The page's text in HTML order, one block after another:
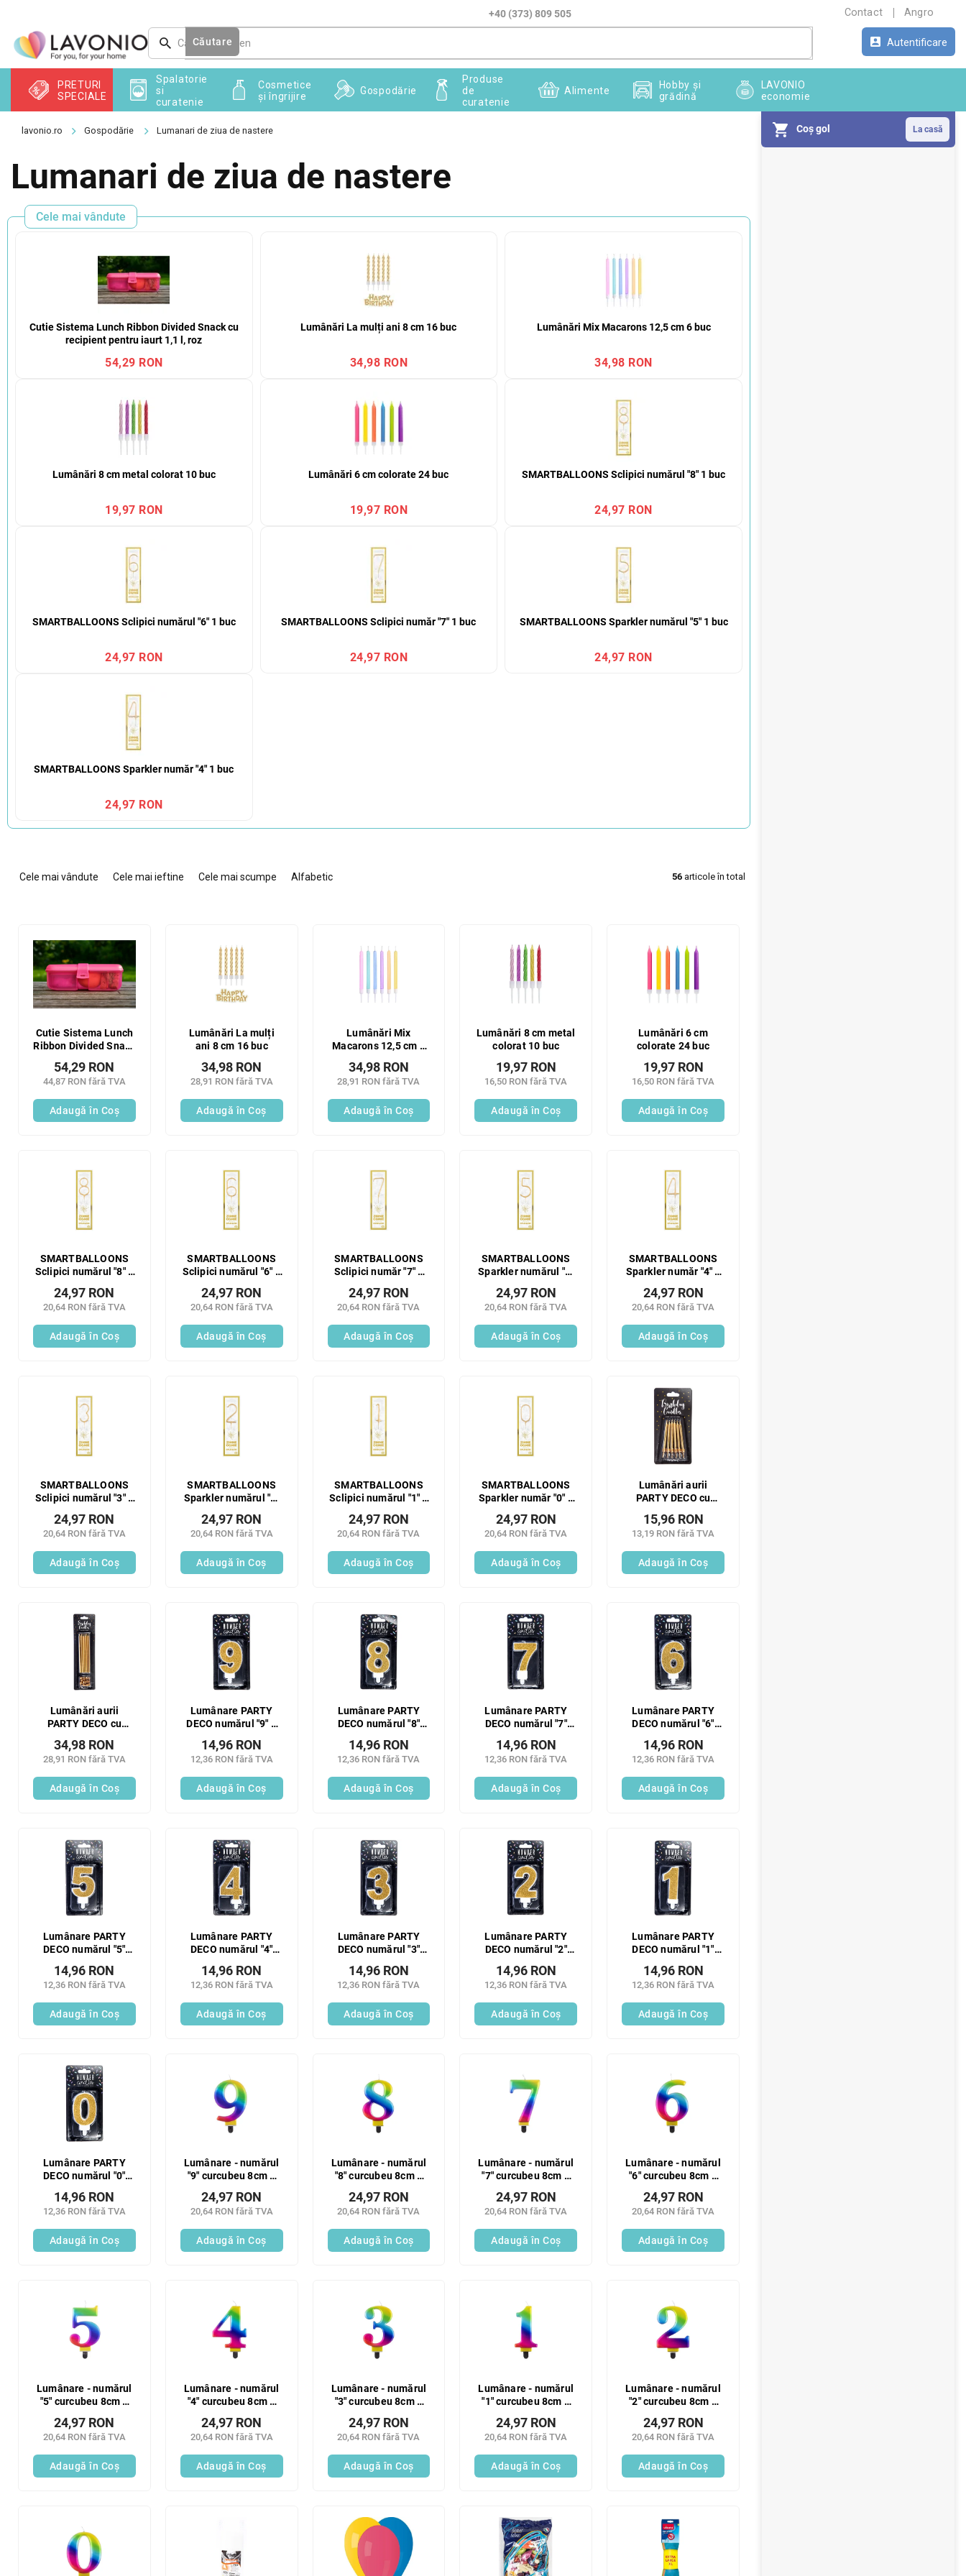
conținut
+40 (373) 809 505 Contact Angro
Autentificare
Căutare
Coş gol
PRETURI
SPECIALE
Spalatorie
si
curatenie
Cosmetice
și îngrijire
Gospodărie
Produse
de
curatenie
Alimente
Hobby și
grădină
LAVONIO
economie
Gospodărie Lumanari de ziua de nastere
Lumanari de ziua de nastere
Cele mai vândute
Cutie Sistema Lunch Ribbon Divided Snack cu
recipient pentru iaurt 1,1 l, roz
54,29 RON
Lumânări La mulți ani 8 cm 16 buc
34,98 RON
Lumânări Mix Macarons 12,5 cm 6 buc
34,98 RON
Lumânări 8 cm metal colorat 10 buc
19,97 RON
Lumânări 6 cm colorate 24 buc
19,97 RON
SMARTBALLOONS Sclipici numărul "8" 1 buc
24,97 RON
SMARTBALLOONS Sclipici numărul "6" 1 buc
24,97 RON
SMARTBALLOONS Sclipici număr "7" 1 buc
24,97 RON
SMARTBALLOONS Sparkler numărul "5" 1 buc
24,97 RON
SMARTBALLOONS Sparkler număr "4" 1 buc
24,97 RON
Cele mai vândute Cele mai ieftine Cele mai scumpe Alfabetic 56 articole în total
Cutie Sistema Lunch
Ribbon Divided Snack
iaurt 1,1 l, roz
44,87 RON fără TVA
54,29 RON
Adaugă în Coş
Lumânări La mulți
ani 8 cm 16 buc
28,91 RON fără TVA
34,98 RON
Adaugă în Coş
Lumânări Mix
Macarons 12,5 cm 6
28,91 RON fără TVA
34,98 RON
Adaugă în Coş
Lumânări 8 cm metal
colorat 10 buc
16,50 RON fără TVA
19,97 RON
Adaugă în Coş
Lumânări 6 cm
colorate 24 buc
16,50 RON fără TVA
19,97 RON
Adaugă în Coş
SMARTBALLOONS
Sclipici numărul "8" 1
20,64 RON fără TVA
24,97 RON
Adaugă în Coş
SMARTBALLOONS
Sclipici numărul "6" 1
20,64 RON fără TVA
24,97 RON
Adaugă în Coş
SMARTBALLOONS
Sclipici număr "7" 1
20,64 RON fără TVA
24,97 RON
Adaugă în Coş
SMARTBALLOONS
Sparkler numărul "5"
20,64 RON fără TVA
24,97 RON
Adaugă în Coş
SMARTBALLOONS
Sparkler număr "4" 1
20,64 RON fără TVA
24,97 RON
Adaugă în Coş
SMARTBALLOONS
Sclipici numărul "3" 1
20,64 RON fără TVA
24,97 RON
Adaugă în Coş
SMARTBALLOONS
Sparkler numărul "2"
20,64 RON fără TVA
24,97 RON
Adaugă în Coş
SMARTBALLOONS
Sclipici numărul "1" 1
20,64 RON fără TVA
24,97 RON
Adaugă în Coş
SMARTBALLOONS
Sparkler număr "0" 1
20,64 RON fără TVA
24,97 RON
Adaugă în Coş
Lumânări aurii
PARTY DECO cu
13,19 RON fără TVA
15,96 RON
Adaugă în Coş
Lumânări aurii
PARTY DECO cu
28,91 RON fără TVA
34,98 RON
Adaugă în Coş
Lumânare PARTY
DECO numărul "9" 7
12,36 RON fără TVA
14,96 RON
Adaugă în Coş
Lumânare PARTY
DECO numărul "8"
12,36 RON fără TVA
14,96 RON
Adaugă în Coş
Lumânare PARTY
DECO numărul "7"
12,36 RON fără TVA
14,96 RON
Adaugă în Coş
Lumânare PARTY
DECO numărul "6"
12,36 RON fără TVA
14,96 RON
Adaugă în Coş
Lumânare PARTY
DECO numărul "5"
12,36 RON fără TVA
14,96 RON
Adaugă în Coş
Lumânare PARTY
DECO numărul "4"
12,36 RON fără TVA
14,96 RON
Adaugă în Coş
Lumânare PARTY
DECO numărul "3"
12,36 RON fără TVA
14,96 RON
Adaugă în Coş
Lumânare PARTY
DECO numărul "2"
12,36 RON fără TVA
14,96 RON
Adaugă în Coş
Lumânare PARTY
DECO numărul "1"
12,36 RON fără TVA
14,96 RON
Adaugă în Coş
Lumânare PARTY
DECO numărul "0"
12,36 RON fără TVA
14,96 RON
Adaugă în Coş
Lumânare - numărul
"9" curcubeu 8cm 1
20,64 RON fără TVA
24,97 RON
Adaugă în Coş
Lumânare - numărul
"8" curcubeu 8cm 1
20,64 RON fără TVA
24,97 RON
Adaugă în Coş
Lumânare - numărul
"7" curcubeu 8cm 1
20,64 RON fără TVA
24,97 RON
Adaugă în Coş
Lumânare - numărul
"6" curcubeu 8cm 1
20,64 RON fără TVA
24,97 RON
Adaugă în Coş
Lumânare - numărul
"5" curcubeu 8cm 1
20,64 RON fără TVA
24,97 RON
Adaugă în Coş
Lumânare - numărul
"4" curcubeu 8cm 1
20,64 RON fără TVA
24,97 RON
Adaugă în Coş
Lumânare - numărul
"3" curcubeu 8cm 1
20,64 RON fără TVA
24,97 RON
Adaugă în Coş
Lumânare - numărul
"1" curcubeu 8cm 1
20,64 RON fără TVA
24,97 RON
Adaugă în Coş
Lumânare - numărul
"2" curcubeu 8cm 1
20,64 RON fără TVA
24,97 RON
Adaugă în Coş